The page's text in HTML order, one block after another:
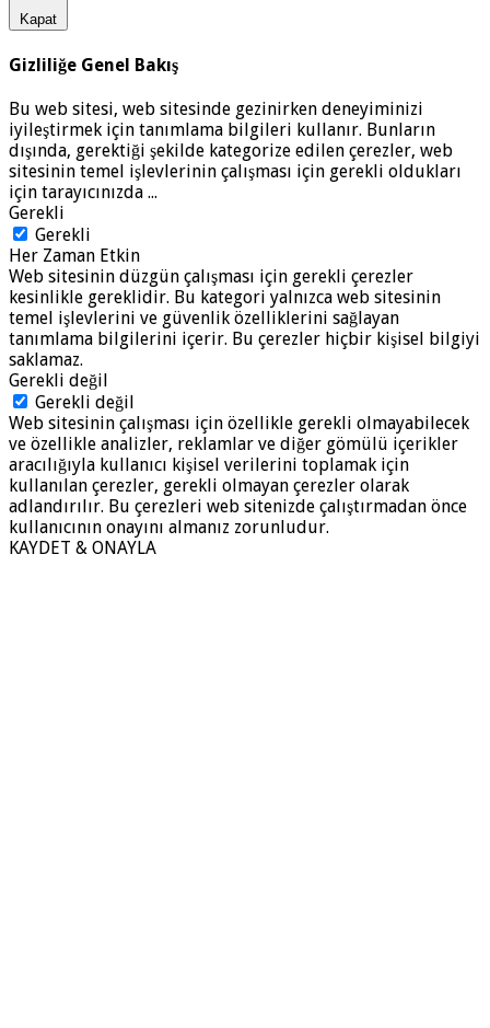
Kapat
Gizliliğe Genel Bakış
Bu web sitesi, web sitesinde gezinirken deneyiminizi
iyileştirmek için tanımlama bilgileri kullanır. Bunların
dışında, gerektiği şekilde kategorize edilen çerezler, web
sitesinin temel işlevlerinin çalışması için gerekli oldukları
için tarayıcınızda ...
Gerekli
Gerekli
Her Zaman Etkin
Web sitesinin düzgün çalışması için gerekli çerezler
kesinlikle gereklidir. Bu kategori yalnızca web sitesinin
temel işlevlerini ve güvenlik özelliklerini sağlayan
tanımlama bilgilerini içerir. Bu çerezler hiçbir kişisel bilgiyi
saklamaz.
Gerekli değil
Gerekli değil
Web sitesinin çalışması için özellikle gerekli olmayabilecek
ve özellikle analizler, reklamlar ve diğer gömülü içerikler
aracılığıyla kullanıcı kişisel verilerini toplamak için
kullanılan çerezler, gerekli olmayan çerezler olarak
adlandırılır. Bu çerezleri web sitenizde çalıştırmadan önce
kullanıcının onayını almanız zorunludur.
KAYDET & ONAYLA